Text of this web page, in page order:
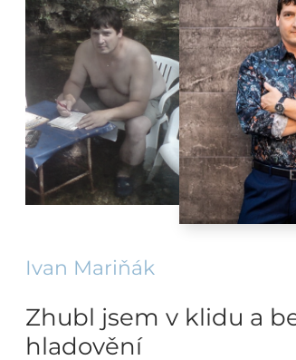
Ivan Mariňák
Zhubl jsem v klidu a
hladovění